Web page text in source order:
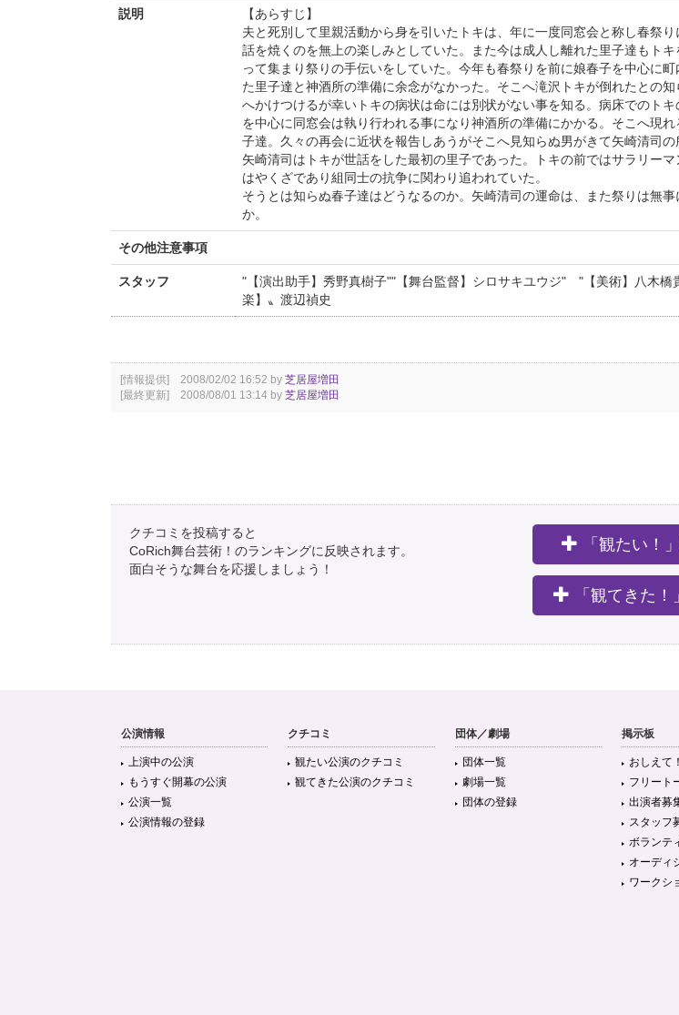
説明
【あらすじ】
夫と死別して里親活動から身を引いたトキは、年に一度同窓会と称し春祭
話を焼くのを無上の楽しみとしていた。また今は成人し離れた里子達もト
って集まり祭りの手伝いをしていた。今年も春祭りを前に娘春子を中心に町
た里子達と神酒所の準備に余念がなかった。そこへ滝沢トキが倒れたとの
へかけつけるが幸いトキの病状は命には別状がない事を知る。病床でのト
を中心に同窓会は執り行われる事になり神酒所の準備にかかる。そこへ現
子達。久々の再会に近状を報告しあうがそこへ見知らぬ男がきて矢崎清司の
矢崎清司はトキが世話をした最初の里子であった。トキの前ではサラリー
はやくざであり組同士の抗争に関わり追われていた。
そうとは知らぬ春子達はどうなるのか。矢崎清司の運命は、また祭りは無事
か。
その他注意事項
スタッフ
"【演出助手】秀野真樹子""【舞台監督】シロサキユウジ" "【美術】八木
楽】〟渡辺禎史
[情報提供] 2008/02/02 16:52 by 芝居屋増田
[最終更新] 2008/08/01 13:14 by 芝居屋増田
クチコミを投稿すると
CoRich舞台芸術！のランキングに反映されます。
面白そうな舞台を応援しましょう！
「観たい！
「観てきた
公演情報
上演中の公演
もうすぐ開幕の公演
公演一覧
公演情報の登録
クチコミ
観たい公演のクチコミ
観てきた公演のクチコミ
団体／劇場
団体一覧
劇場一覧
団体の登録
掲示板
おしえて
フリート
出演者募
スタッフ
ボランテ
オーディ
ワークシ